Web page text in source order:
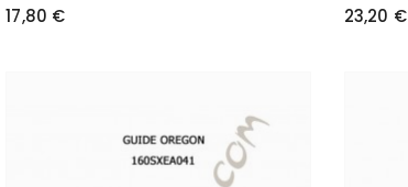
17,80 € 23,20 €